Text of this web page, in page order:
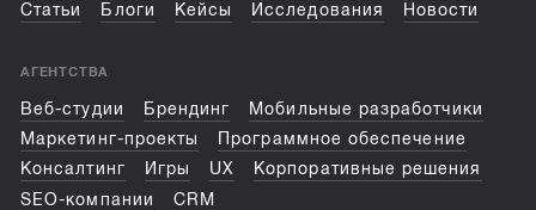
Статьи Блоги Кейсы Исследования Новости
АГЕНТСТВА
Веб-студии Брендинг
Мобильные разработчики
Маркетинг-проекты
Программное обеспечение
Консалтинг
Игры UX
Корпоративные решения
SEO-компании
CRM